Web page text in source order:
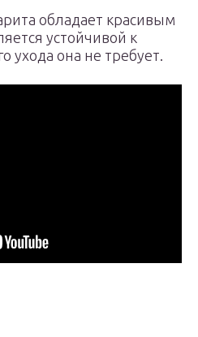
обладает красивым
устойчивой к
ухода она не требует.